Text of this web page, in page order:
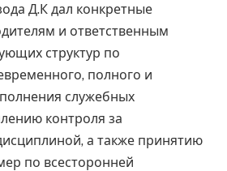
Д.К дал конкретные
и ответственным
структур по
полного и
служебных
контроля за
а также принятию
по всесторонней